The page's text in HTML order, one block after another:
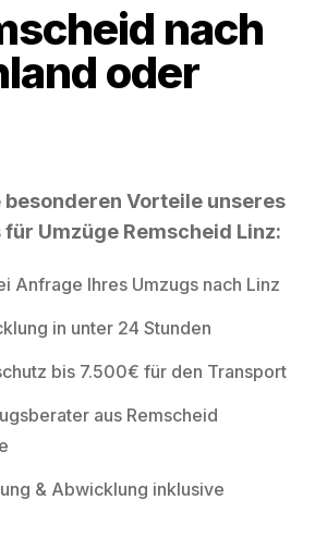
nach
oder
besonderen Vorteile unseres
Umzüge Remscheid Linz:
Anfrage Ihres Umzugs nach Linz
in unter 24 Stunden
bis 7.500€ für den Transport
aus Remscheid
& Abwicklung inklusive